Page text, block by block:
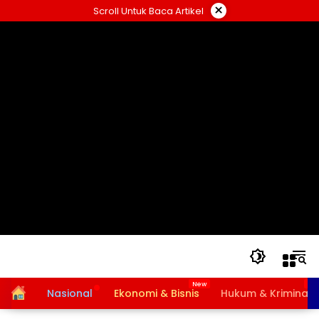
ke
Scroll Untuk Baca Artikel ×
HomeNasional Ekonomi & Bisnis Hukum & Kriminal
Bansos PKH dan BPNT